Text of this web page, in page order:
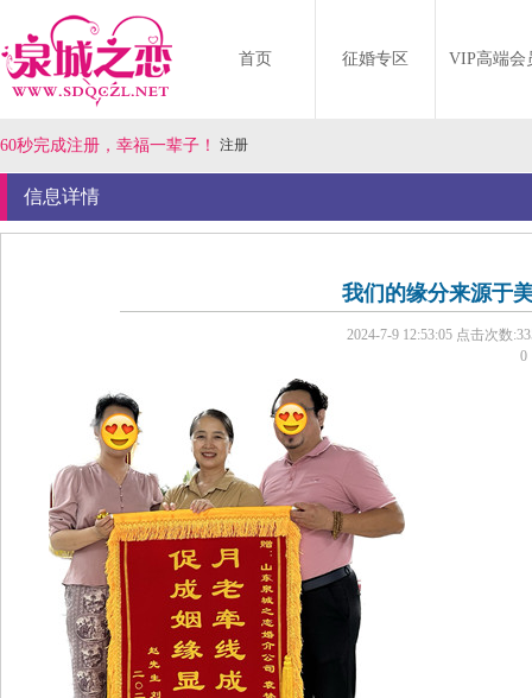
首页 征婚专区 VIP高端会
60秒完成注册，幸福一辈子！ 注册
信息详情
我们的缘分来源于
2024-7-9 12:53:05 点击次数
0